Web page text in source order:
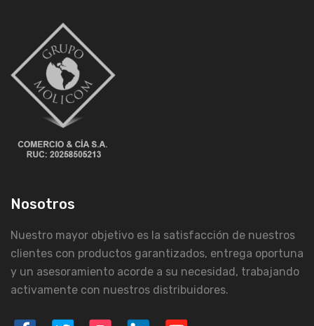
Nosotros
Nuestro mayor objetivo es la satisfacción de nuestros
clientes con productos garantizados, entrega oportuna
y un asesoramiento acorde a su necesidad, trabajando
activamente con nuestros distribuidores.